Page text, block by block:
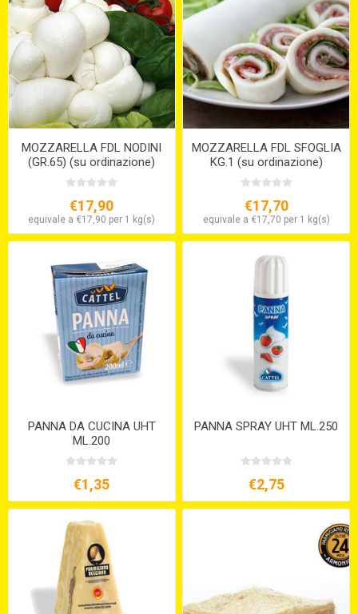
MOZZARELLA FDL NODINI
(GR.65) (su ordinazione)
€17,90
equivale a €17,90 per 1 kg(s)
MOZZARELLA FDL SFOGLIA
KG.1 (su ordinazione)
€17,70
equivale a €17,70 per 1 kg(s)
PANNA DA CUCINA UHT
ML.200
€1,35
PANNA SPRAY UHT ML.250
€2,75